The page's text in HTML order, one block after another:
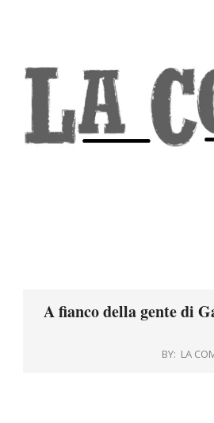
A fianco della gente di
BY: LA